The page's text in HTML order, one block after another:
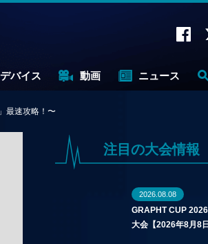
デバイス 動画 ニュース
最速攻略！〜
注目の大会情報
2026.08.08
GRAPHT CUP
大会【2026年8月8日